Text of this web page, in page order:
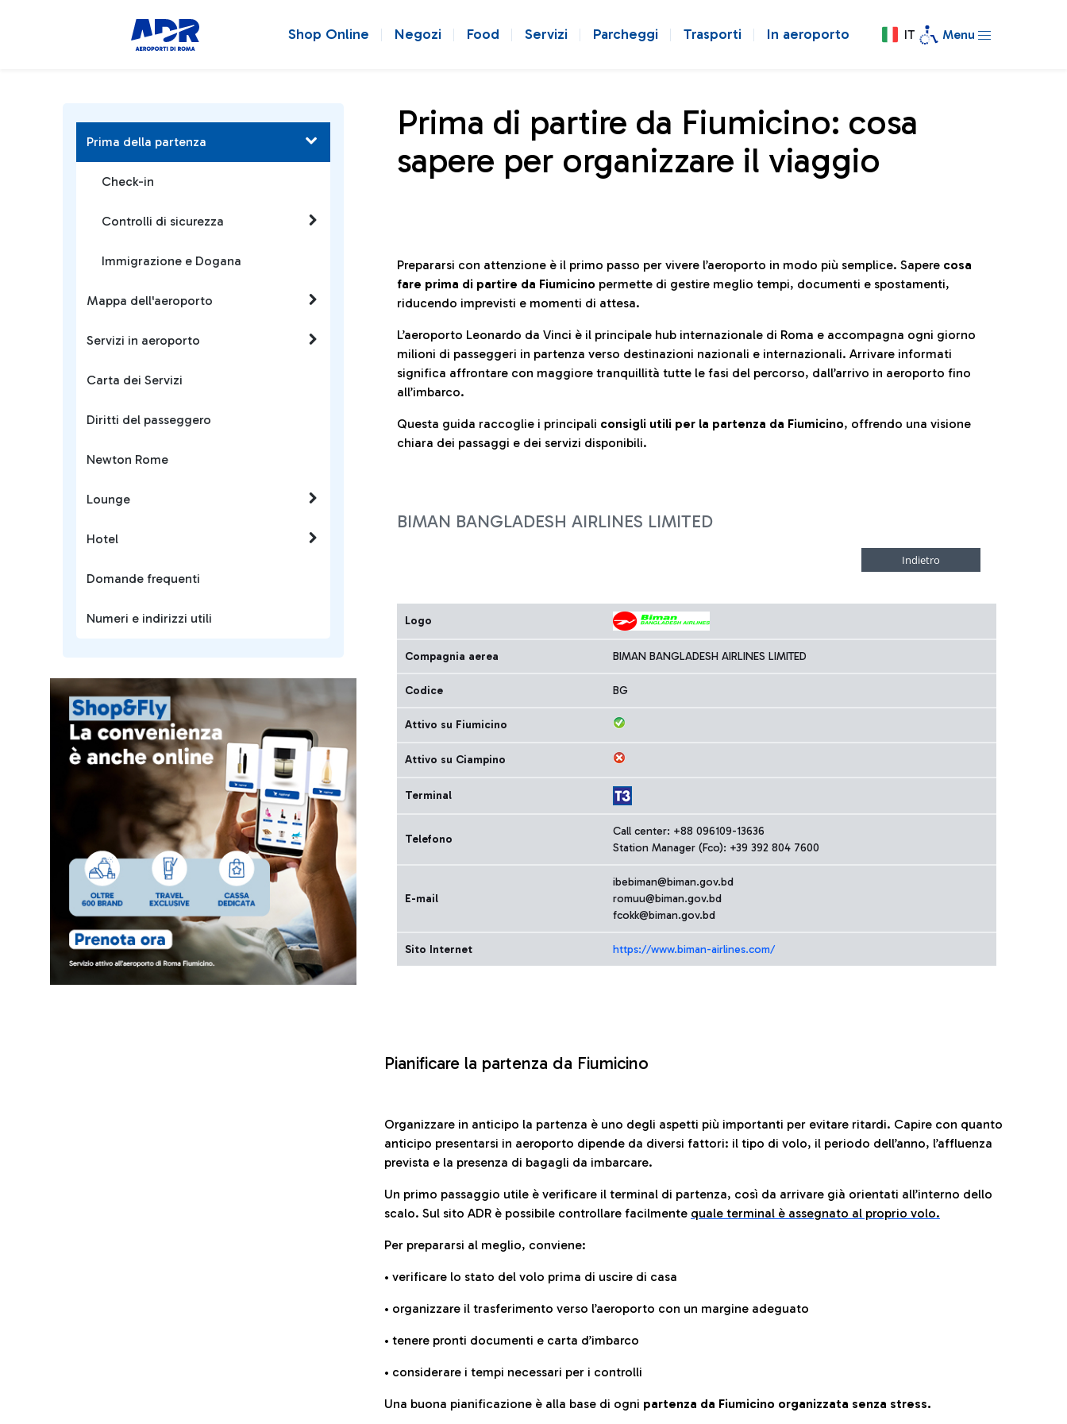
Shop Online Negozi Food Servizi Parcheggi Trasporti In aeroporto IT Menu
Prima di partire da Fiumicino: cosa
sapere per organizzare il viaggio
Prepararsi con attenzione è il primo passo per vivere l’aeroporto in modo più semplice. Sapere cosa
fare prima di partire da Fiumicino permette di gestire meglio tempi, documenti e spostamenti,
riducendo imprevisti e momenti di attesa.
L’aeroporto Leonardo da Vinci è il principale hub internazionale di Roma e accompagna ogni giorno
milioni di passeggeri in partenza verso destinazioni nazionali e internazionali. Arrivare informati
significa affrontare con maggiore tranquillità tutte le fasi del percorso, dall’arrivo in aeroporto fino
all’imbarco.
Questa guida raccoglie i principali consigli utili per la partenza da Fiumicino, offrendo una visione
chiara dei passaggi e dei servizi disponibili.
BIMAN BANGLADESH AIRLINES LIMITED
Logo
Compagnia aerea BIMAN BANGLADESH AIRLINES LIMITED
Codice BG
Attivo su Fiumicino
Attivo su Ciampino
Terminal
Telefono
Call center: +88 096109-13636
Station Manager (Fco): +39 392 804 7600
E-mail
ibebiman@biman.gov.bd
romuu@biman.gov.bd
fcokk@biman.gov.bd
Sito Internet https://www.biman-airlines.com/
Pianificare la partenza da Fiumicino
Organizzare in anticipo la partenza è uno degli aspetti più importanti per evitare ritardi. Capire con quanto
anticipo presentarsi in aeroporto dipende da diversi fattori: il tipo di volo, il periodo dell’anno, l’affluenza
prevista e la presenza di bagagli da imbarcare.
Un primo passaggio utile è verificare il terminal di partenza, così da arrivare già orientati all’interno dello
scalo. Sul sito ADR è possibile controllare facilmente quale terminal è assegnato al proprio volo.
Per prepararsi al meglio, conviene:
• verificare lo stato del volo prima di uscire di casa
• organizzare il trasferimento verso l’aeroporto con un margine adeguato
• tenere pronti documenti e carta d’imbarco
• considerare i tempi necessari per i controlli
Una buona pianificazione è alla base di ogni partenza da Fiumicino organizzata senza stress.
Prima della partenza
Check-in
Controlli di sicurezza
Immigrazione e Dogana
Mappa dell'aeroporto
Servizi in aeroporto
Carta dei Servizi
Diritti del passeggero
Newton Rome
Lounge
Hotel
Domande frequenti
Numeri e indirizzi utili